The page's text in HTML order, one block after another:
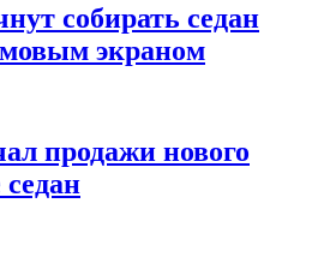
собирать седан
экраном
продажи нового
седан